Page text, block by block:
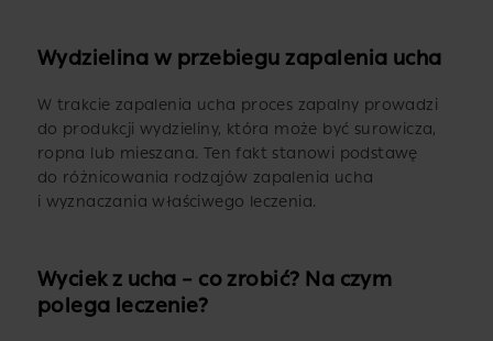
Wydzielina w przebiegu zapalenia ucha
W trakcie zapalenia ucha proces zapalny prowadzi
do produkcji wydzieliny, która może być surowicza,
ropna lub mieszana. Ten fakt stanowi podstawę
do różnicowania rodzajów zapalenia ucha
i wyznaczania właściwego leczenia.
Wyciek z ucha – co zrobić? Na czym
polega leczenie?